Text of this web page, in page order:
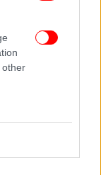
other
των
[έγγραφα]